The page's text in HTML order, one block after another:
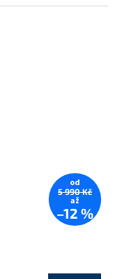
od
5 990 Kč
až
–12 %